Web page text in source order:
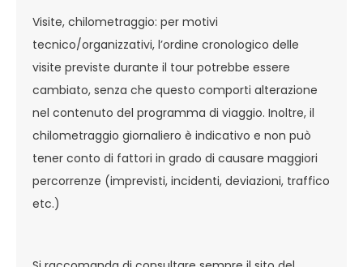
Visite, chilometraggio: per motivi
tecnico/organizzativi, l’ordine cronologico delle
visite previste durante il tour potrebbe essere
cambiato, senza che questo comporti alterazione
nel contenuto del programma di viaggio. Inoltre, il
chilometraggio giornaliero è indicativo e non può
tener conto di fattori in grado di causare maggiori
percorrenze (imprevisti, incidenti, deviazioni, traffico
etc.)